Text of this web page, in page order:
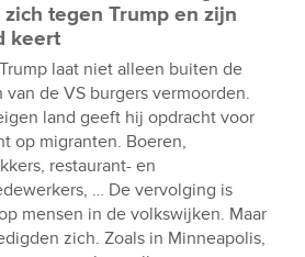
zich tegen Trump en zijn
keert
laat niet alleen buiten de
van de VS burgers vermoorden.
land geeft hij opdracht voor
op migranten. Boeren,
restaurant- en
… De vervolging is
mensen in de volkswijken. Maar
zich. Zoals in Minneapolis,